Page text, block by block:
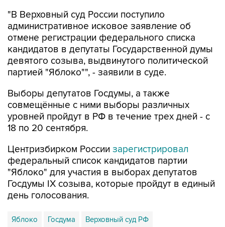
"В Верховный суд России поступило
административное исковое заявление об
отмене регистрации федерального списка
кандидатов в депутаты Государственной думы
девятого созыва, выдвинутого политической
партией "Яблоко"", - заявили в суде.
Выборы депутатов Госдумы, а также
совмещённые с ними выборы различных
уровней пройдут в РФ в течение трех дней - с
18 по 20 сентября.
Центризбирком России зарегистрировал
федеральный список кандидатов партии
"Яблоко" для участия в выборах депутатов
Госдумы IX созыва, которые пройдут в единый
день голосования.
Яблоко Госдума Верховный суд РФ